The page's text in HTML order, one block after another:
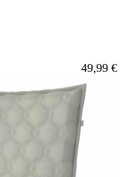
Ab
49,99 €